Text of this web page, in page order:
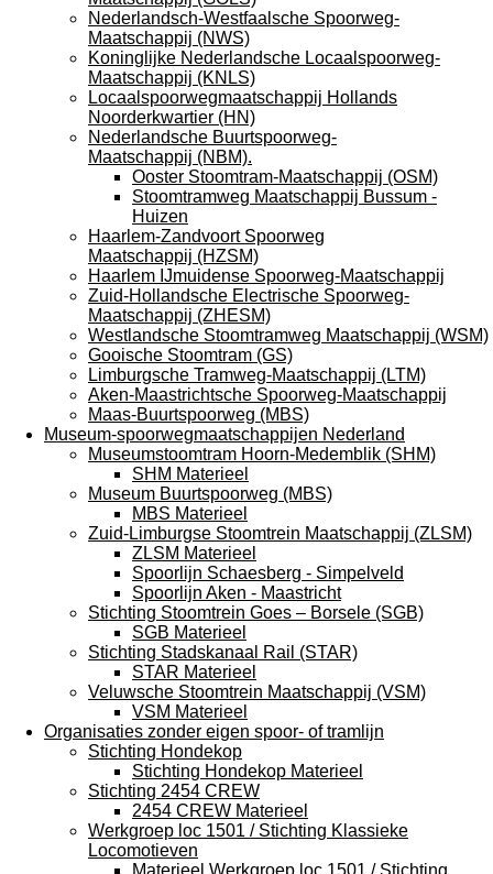
Nederlandsch-Westfaalsche Spoorweg-
Maatschappij (NWS)
Koninglijke Nederlandsche Locaalspoorweg-
Maatschappij (KNLS)
Locaalspoorwegmaatschappij Hollands
Noorderkwartier (HN)
Nederlandsche Buurtspoorweg-
Maatschappij (NBM).
Ooster Stoomtram-Maatschappij (OSM)
Stoomtramweg Maatschappij Bussum -
Huizen
Haarlem-Zandvoort Spoorweg
Maatschappij (HZSM)
Haarlem IJmuidense Spoorweg-Maatschappij
Zuid-Hollandsche Electrische Spoorweg-
Maatschappij (ZHESM)
Westlandsche Stoomtramweg Maatschappij (WSM)
Gooische Stoomtram (GS)
Limburgsche Tramweg-Maatschappij (LTM)
Aken-Maastrichtsche Spoorweg-Maatschappij
Maas-Buurtspoorweg (MBS)
Museum-spoorwegmaatschappijen Nederland
Museumstoomtram Hoorn-Medemblik (SHM)
SHM Materieel
Museum Buurtspoorweg (MBS)
MBS Materieel
Zuid-Limburgse Stoomtrein Maatschappij (ZLSM)
ZLSM Materieel
Spoorlijn Schaesberg - Simpelveld
Spoorlijn Aken - Maastricht
Stichting Stoomtrein Goes – Borsele (SGB)
SGB Materieel
Stichting Stadskanaal Rail (STAR)
STAR Materieel
Veluwsche Stoomtrein Maatschappij (VSM)
VSM Materieel
Organisaties zonder eigen spoor- of tramlijn
Stichting Hondekop
Stichting Hondekop Materieel
Stichting 2454 CREW
2454 CREW Materieel
Werkgroep loc 1501 / Stichting Klassieke
Locomotieven
Materieel Werkgroep loc 1501 / Stichting